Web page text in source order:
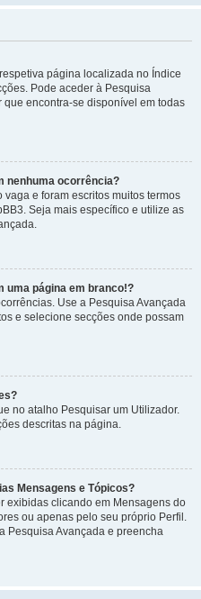
página localizada no Índice
Pode aceder à Pesquisa
encontra-se disponível em todas
nenhuma ocorrência?
e foram escritos muitos termos
Seja mais específico e utilize as
uma página em branco!?
Use a Pesquisa Avançada
e selecione secções onde possam
no atalho Pesquisar um Utilizador.
descritas na página.
Mensagens e Tópicos?
exibidas clicando em Mensagens do
ou apenas pelo seu próprio Perfil.
Pesquisa Avançada e preencha